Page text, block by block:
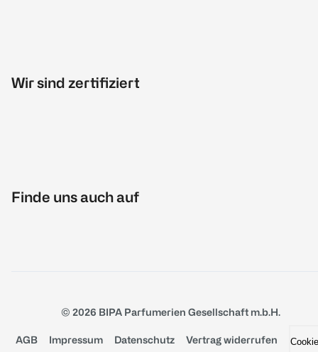
Wir sind zertifiziert
Finde uns auch auf
© 2026 BIPA Parfumerien Gesellschaft m.b.H.
AGB Impressum Datenschutz Vertrag widerrufen